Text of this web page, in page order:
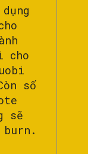
cho
số
sẽ